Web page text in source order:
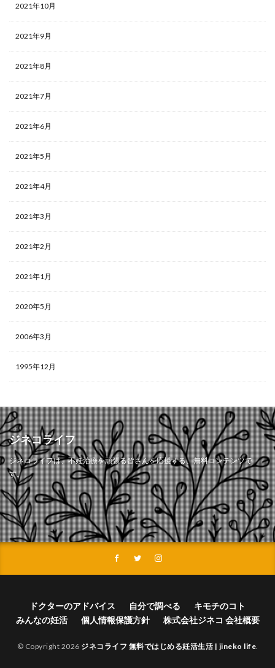
2021年10月
2021年9月
2021年8月
2021年7月
2021年6月
2021年5月
2021年4月
2021年3月
2021年2月
2021年1月
2020年5月
2006年3月
1995年12月
ジネコライフ
ジネコライフは、不妊治療を頑張る皆さんを応援する、無料コンテンツで
す。
ドクターのアドバイス 自分で調べる
キモチのコト
みんなの妊活
個人情報保護方針 株式会社ジネコ 会社概要
© Copyright 2026 ジネコライフ 無料ではじめる妊活生活 | jineko life.